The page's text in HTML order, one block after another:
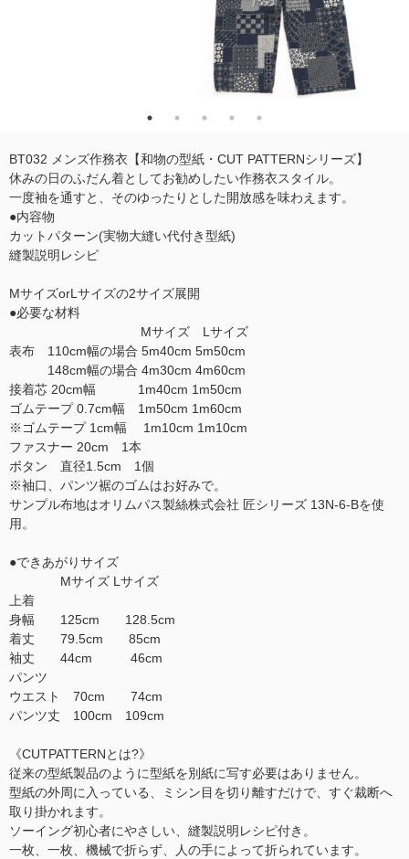
BT032 メンズ作務衣【和物の型紙・CUT PATTERNシリーズ】
休みの日のふだん着としてお勧めしたい作務衣スタイル。
一度袖を通すと、そのゆったりとした開放感を味わえます。
●内容物
カットパターン(実物大縫い代付き型紙)
縫製説明レシピ
MサイズorLサイズの2サイズ展開
●必要な材料
Mサイズ Lサイズ
表布 110cm幅の場合 5m40cm 5m50cm
148cm幅の場合 4m30cm 4m60cm
接着芯 20cm幅 1m40cm 1m50cm
ゴムテープ 0.7cm幅 1m50cm 1m60cm
※ゴムテープ 1cm幅 1m10cm 1m10cm
ファスナー 20cm 1本
ボタン 直径1.5cm 1個
※袖口、パンツ裾のゴムはお好みで。
サンプル布地はオリムパス製絲株式会社 匠シリーズ 13N-6-Bを使
用。
●できあがりサイズ
Mサイズ Lサイズ
上着
身幅 125cm 128.5cm
着丈 79.5cm 85cm
袖丈 44cm 46cm
パンツ
ウエスト 70cm 74cm
パンツ丈 100cm 109cm
《CUTPATTERNとは?》
従来の型紙製品のように型紙を別紙に写す必要はありません。
型紙の外周に入っている、ミシン目を切り離すだけで、すぐ裁断へ
取り掛かれます。
ソーイング初心者にやさしい、縫製説明レシピ付き。
一枚、一枚、機械で折らず、人の手によって折られています。